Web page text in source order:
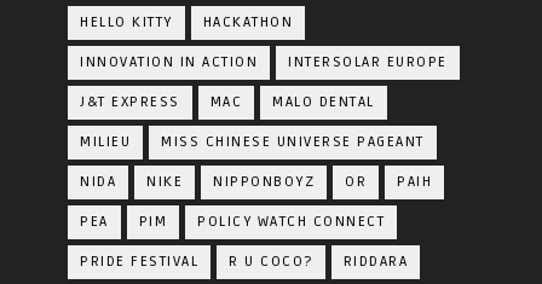
HELLO KITTY HACKATHON
INNOVATION IN ACTION INTERSOLAR EUROPE
J&T EXPRESS MAC MALO DENTAL
MILIEU MISS CHINESE UNIVERSE PAGEANT
NIDA NIKE NIPPONBOYZ OR PAIH
PEA PIM POLICY WATCH CONNECT
PRIDE FESTIVAL R U COCO? RIDDARA